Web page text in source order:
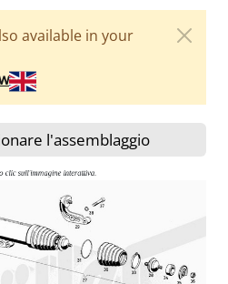
available in your
l'assemblaggio